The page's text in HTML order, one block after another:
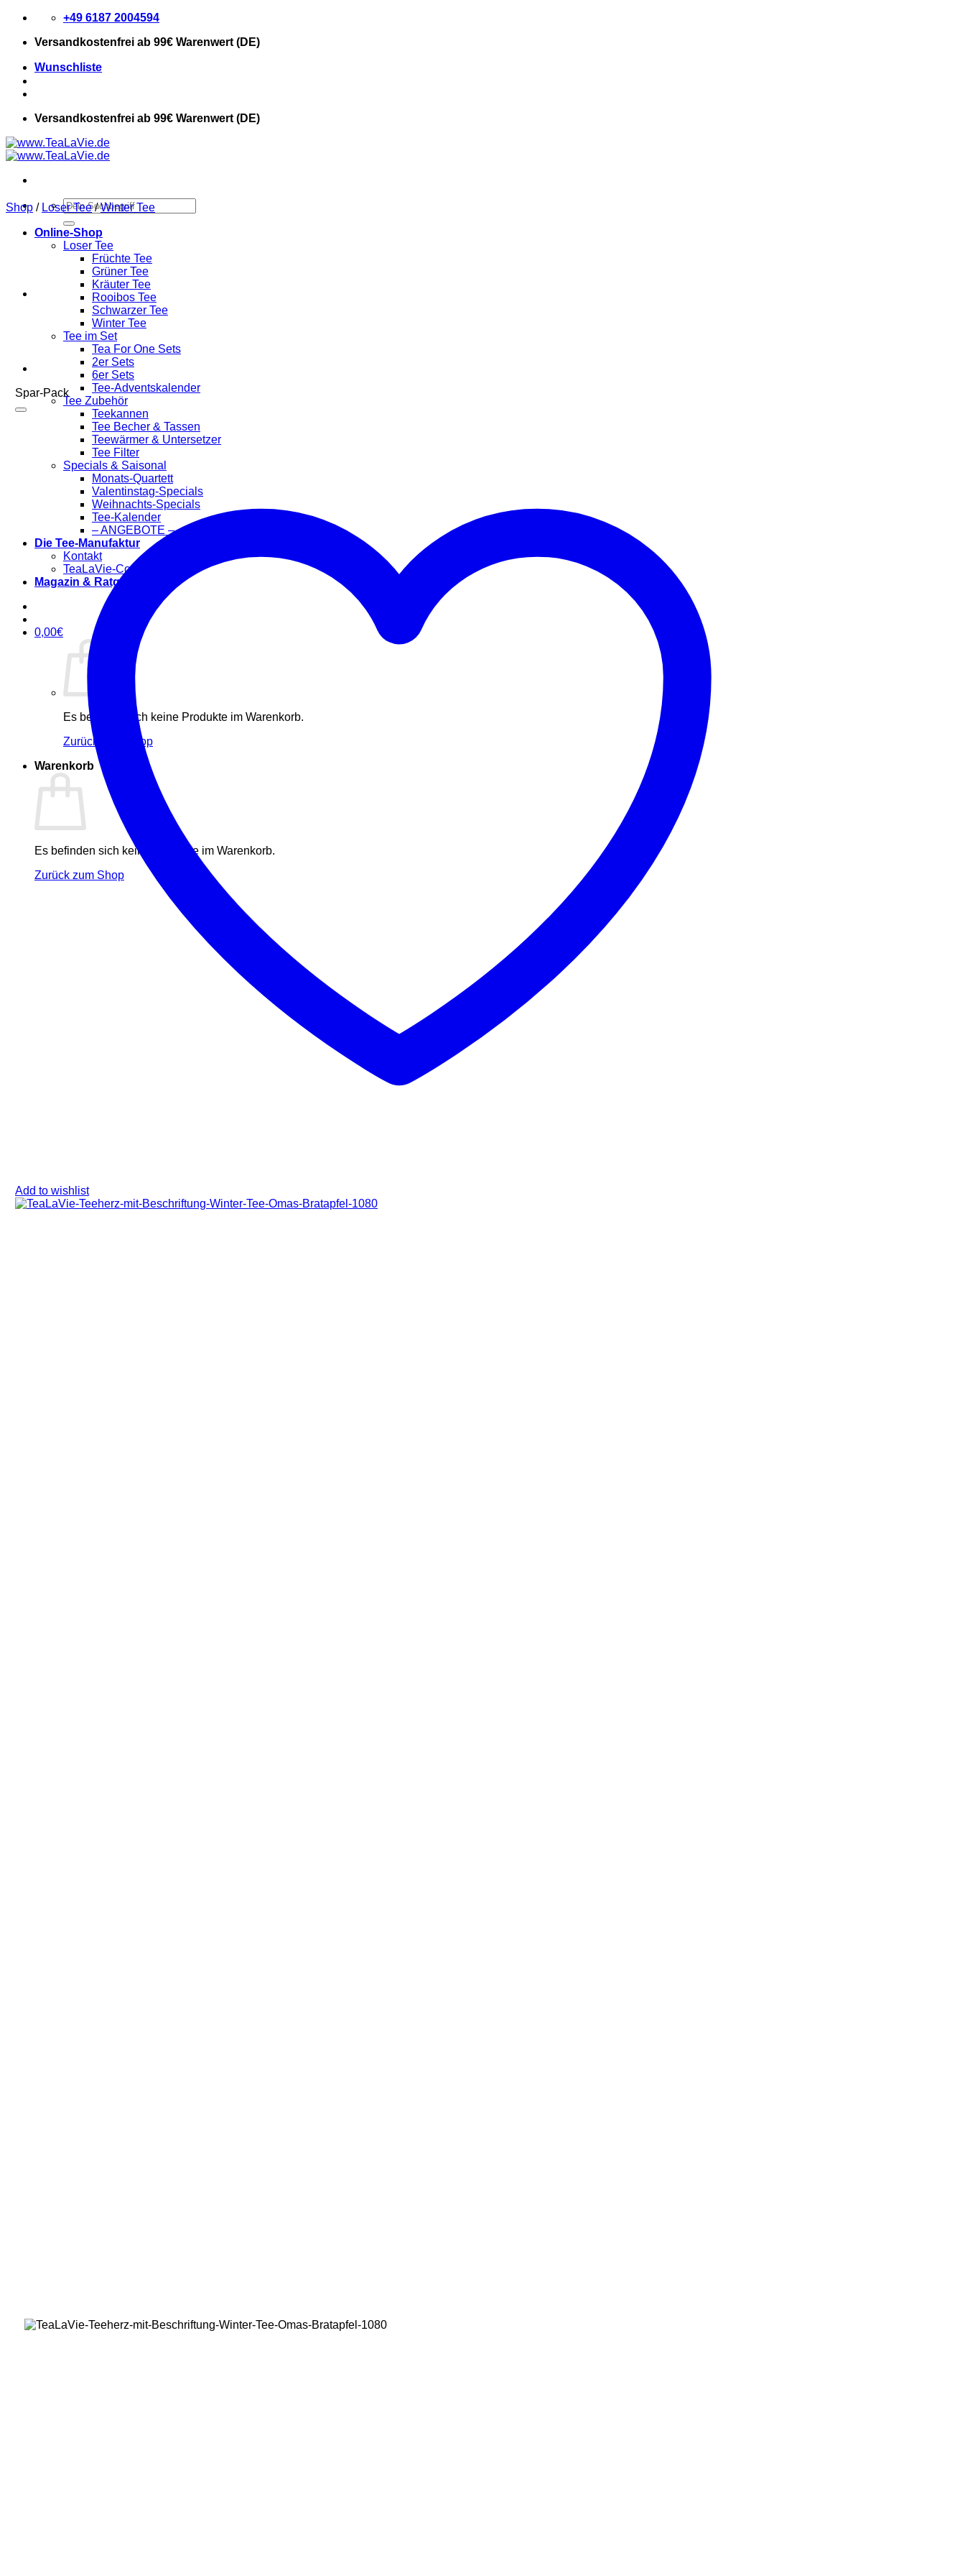
Zum
springen
+49 6187 2004594
Versandkostenfrei ab 99€ Warenwert (DE)
Wunschliste
Versandkostenfrei ab 99€ Warenwert (DE)
Suchen
nach:
Online-Shop
Loser Tee
Früchte Tee
Grüner Tee
Kräuter Tee
Rooibos Tee
Schwarzer Tee
Winter Tee
Tee im Set
Tea For One Sets
2er Sets
6er Sets
Tee-Adventskalender
Tee Zubehör
Teekannen
Tee Becher & Tassen
Teewärmer & Untersetzer
Tee Filter
Specials & Saisonal
Monats-Quartett
Valentinstag-Specials
Weihnachts-Specials
Tee-Kalender
– ANGEBOTE –
Die Tee-Manufaktur
Kontakt
TeaLaVie-Community
Magazin & Ratgeber
0,00€
Es befinden sich keine Produkte im Warenkorb.
Zurück zum Shop
Warenkorb
Es befinden sich keine Produkte im Warenkorb.
Zurück zum Shop
Shop / Loser Tee / Winter Tee
Spar-Pack
Add to wishlist